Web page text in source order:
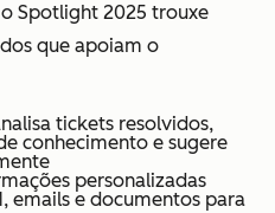
Spotlight 2025 trouxe
que apoiam o
tickets resolvidos,
conhecimento e sugere
personalizadas
emails e documentos para